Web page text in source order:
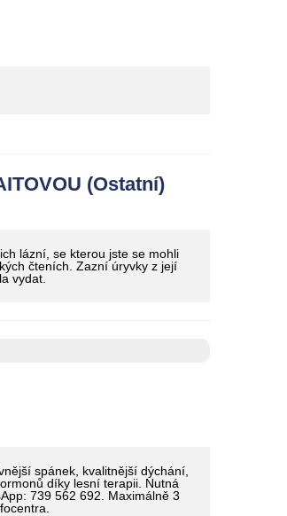
(Ostatní)
lázní, se kterou jste se mohli
čteních. Zazní úryvky z její
vydat.
spánek, kvalitnější dýchání,
díky lesní terapii. Nutná
739 562 692. Maximálně 3